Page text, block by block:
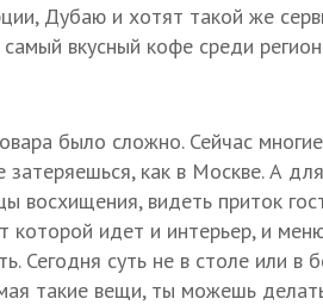
Дубаю и хотят такой же
вкусный кофе среди
было сложно. Сейчас
как в Москве. А
восхищения, видеть приток
которой идет и интерьер, и
Сегодня суть не в столе или в
такие вещи, ты можешь